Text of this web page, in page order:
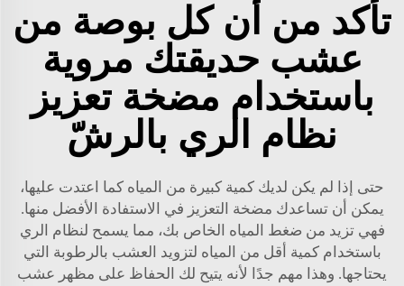
تأكد من أن كل بوصة من
عشب حديقتك مروية
باستخدام مضخة تعزيز
نظام الري بالرشّ
حتى إذا لم يكن لديك كمية كبيرة من المياه كما اعتدت عليها،
يمكن أن تساعدك مضخة التعزيز في الاستفادة الأفضل منها.
فهي تزيد من ضغط المياه الخاص بك، مما يسمح لنظام الري
باستخدام كمية أقل من المياه لتزويد العشب بالرطوبة التي
يحتاجها. وهذا مهم جدًا لأنه يتيح لك الحفاظ على مظهر عشب